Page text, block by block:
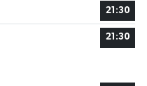
21:30
21:30